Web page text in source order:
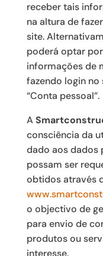
receber tais
na altura de
site.
poderá optar
informações de
fazendo login no
“Conta pessoal”.
A
consciência da
dado aos dados
possam ser
obtidos através
o objectivo de
para envio de
produtos ou
interesse.